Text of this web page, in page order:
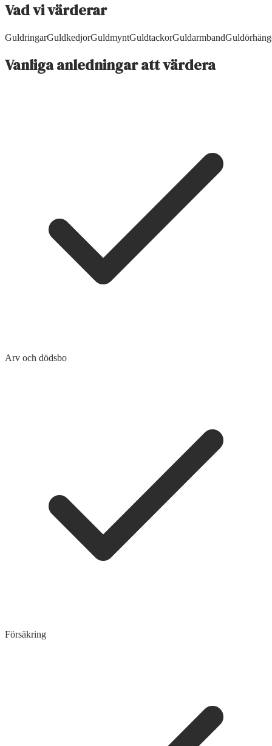
Vad vi värderar
GuldringarGuldkedjorGuldmyntGuldtackorGuldarmband
Vanliga anledningar att värdera
Arv och dödsbo
Försäkring